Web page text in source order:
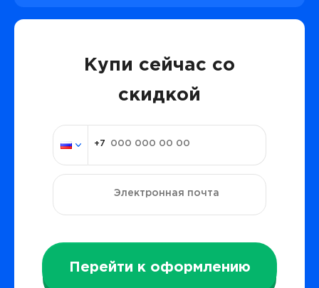
Купи сейчас со
скидкой
Перейти к оформлению